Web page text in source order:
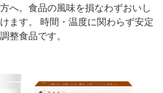
へ。食品の風味を損なわずおいし
ます。 時間・温度に関わらず安定
整食品です。